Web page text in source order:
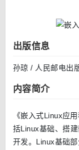
出版信息
孙琼 / 人民邮电出
内容简介
《嵌入式Linux应
括Linux基础、搭
开发。Linux基础